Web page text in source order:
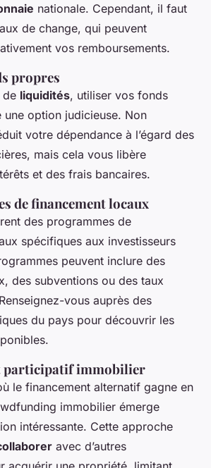
nationale. Cependant, il faut
de change, qui peuvent
vos remboursements.
propres
de liquidités, utiliser vos fonds
une option judicieuse. Non
votre dépendance à l’égard des
mais cela vous libère
et des frais bancaires.
de financement locaux
des programmes de
spécifiques aux investisseurs
peuvent inclure des
des subventions ou des taux
vous auprès des
du pays pour découvrir les
participatif immobilier
le financement alternatif gagne en
immobilier émerge
intéressante. Cette approche
avec d’autres